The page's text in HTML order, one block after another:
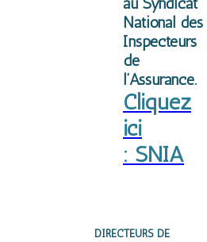
National des
Inspecteurs
de
l’Assurance.
Cliquez
ici
: SNIA
DIRECTEURS DE